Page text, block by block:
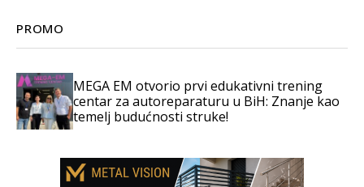
PROMO
MEGA EM otvorio prvi edukativni trening
centar za autoreparaturu u BiH: Znanje kao
temelj budućnosti struke!